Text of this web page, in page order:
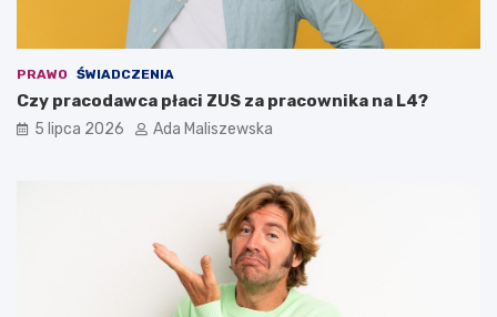
PRAWO ŚWIADCZENIA
Czy pracodawca płaci ZUS za pracownika na L4?
5 lipca 2026 Ada Maliszewska